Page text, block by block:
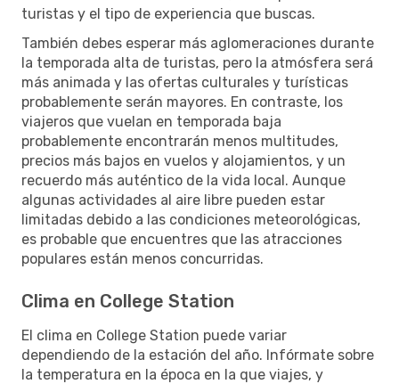
turistas y el tipo de experiencia que buscas.
También debes esperar más aglomeraciones durante
la temporada alta de turistas, pero la atmósfera será
más animada y las ofertas culturales y turísticas
probablemente serán mayores. En contraste, los
viajeros que vuelan en temporada baja
probablemente encontrarán menos multitudes,
precios más bajos en vuelos y alojamientos, y un
recuerdo más auténtico de la vida local. Aunque
algunas actividades al aire libre pueden estar
limitadas debido a las condiciones meteorológicas,
es probable que encuentres que las atracciones
populares están menos concurridas.
Clima en College Station
El clima en College Station puede variar
dependiendo de la estación del año. Infórmate sobre
la temperatura en la época en la que viajes, y